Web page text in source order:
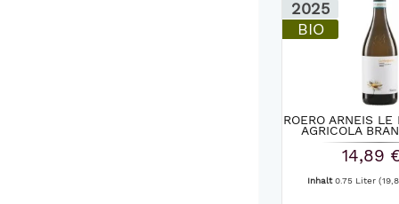
2025
BIO
ROERO ARNEIS LE
AGRICOLA
14,89
Inhalt0.75 Liter